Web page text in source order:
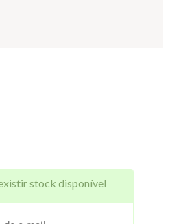
stock disponível